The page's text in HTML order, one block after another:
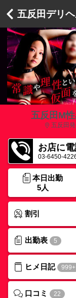
五反田デリ
五反田M
五反田
お店に
03-6450-
本日出勤
5人
割引
出勤表 5
ヒメ日記 999+
口コミ 22